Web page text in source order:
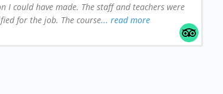
I could have made. The staff and teachers were
for the job. The course... read more